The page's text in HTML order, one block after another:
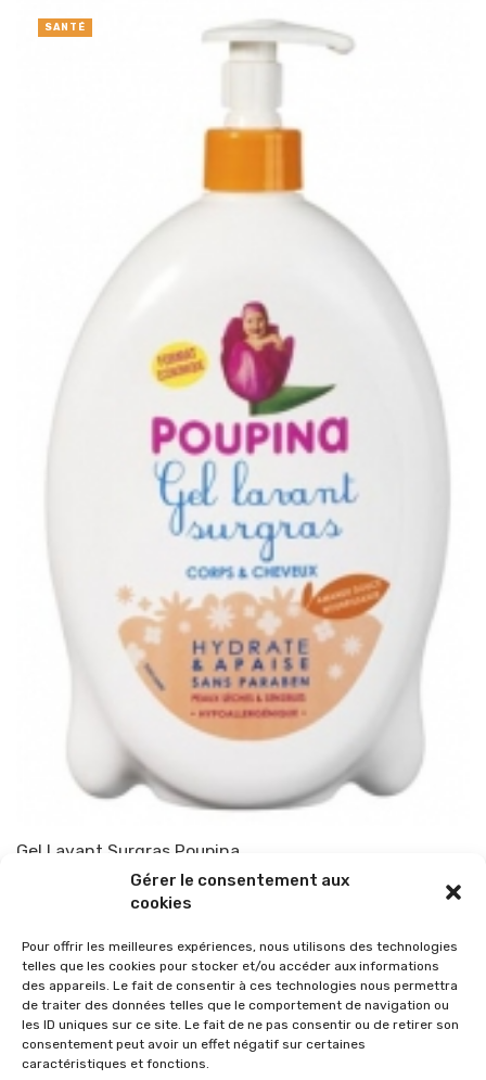
Gérer le consentement aux
cookies
Pour offrir les meilleures expériences, nous utilisons des technologies
telles que les cookies pour stocker et/ou accéder aux informations
des appareils. Le fait de consentir à ces technologies nous permettra
de traiter des données telles que le comportement de navigation ou
les ID uniques sur ce site. Le fait de ne pas consentir ou de retirer son
consentement peut avoir un effet négatif sur certaines
caractéristiques et fonctions.
Gel Lavant Surgras Poupina
TOP-PARENTS 6 janvier 2011
SANTÉ